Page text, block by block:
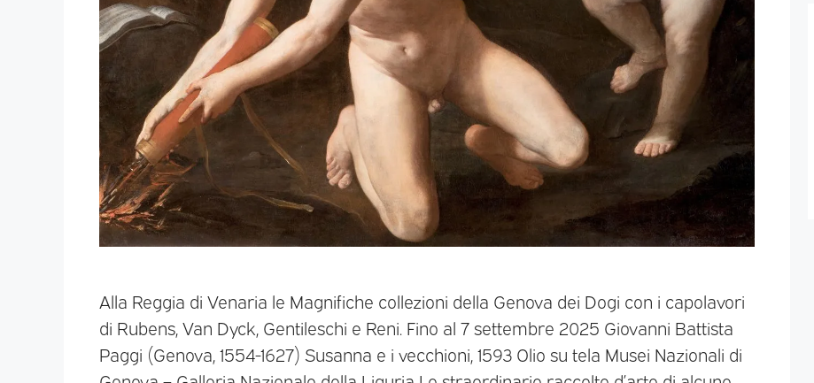
Alla Reggia di Venaria le Magnifiche collezioni della Genova dei Dogi con i capolavori
di Rubens, Van Dyck, Gentileschi e Reni. Fino al 7 settembre 2025 Giovanni Battista
Paggi (Genova, 1554-1627) Susanna e i vecchioni, 1593 Olio su tela Musei Nazionali di